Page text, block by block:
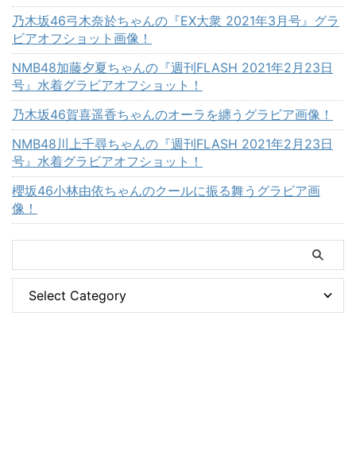
乃木坂46弓木奈於ちゃんの『EX大衆 2021年3月号』グラ
ビアオフショット画像！
NMB48加藤夕夏ちゃんの『週刊FLASH 2021年2月23日
号』水着グラビアオフショット！
乃木坂46賀喜遥香ちゃんのオーラを纏うグラビア画像！
NMB48川上千尋ちゃんの『週刊FLASH 2021年2月23日
号』水着グラビアオフショット！
櫻坂46小林由依ちゃんのクールに振る舞うグラビア画
像！